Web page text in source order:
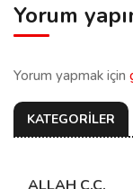
Yorum
Yorum yapmak için
KATEGORİLER